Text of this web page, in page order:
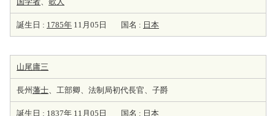
誕生日 : 1785年 11月05日 国名 : 日本
山尾庸三
長州 藩士、工部卿、法制局初代長官、子爵
誕生日 : 1837年 11月05日 国名 : 日本